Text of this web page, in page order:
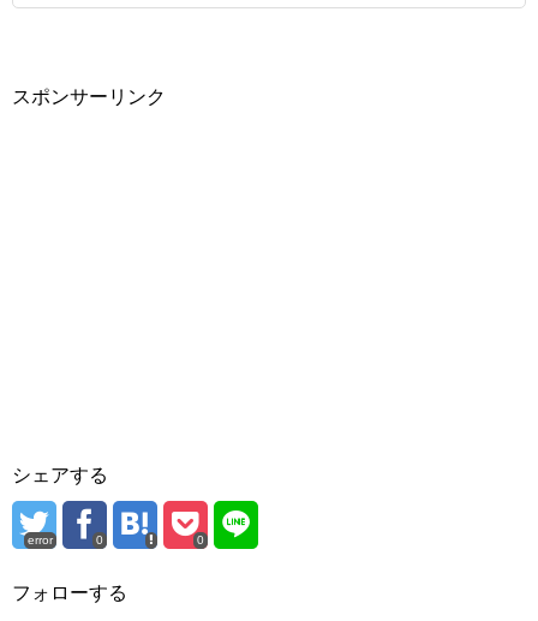
スポンサーリンク
シェアする
error 0 0
フォローする